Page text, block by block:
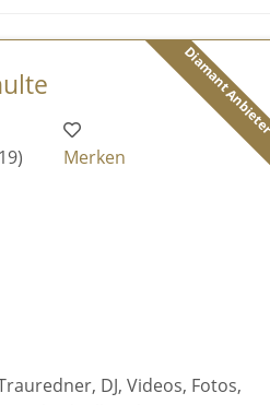
Diamant Anbieter
Merken
DJ, Videos, Fotos,